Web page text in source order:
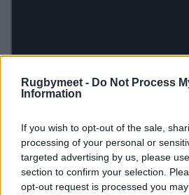
Rugbymeet - Do Not Process
Information
If you wish to opt-out of the sale,
processing of your personal or
targeted advertising by us, please
section to confirm your selection.
opt-out request is processed you